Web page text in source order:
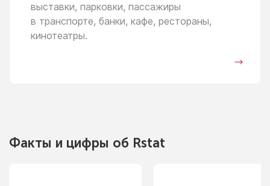
выставки, парковки, пассажиры
в транспорте, банки, кафе, рестораны,
кинотеатры.
Факты и цифры об Rstat